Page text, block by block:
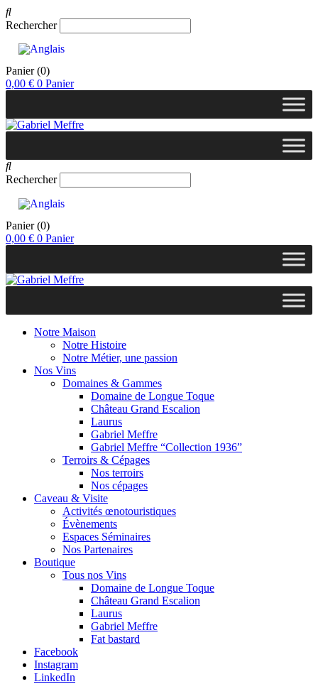
Rechercher
Panier (0)
0,00 € 0 Panier
Rechercher
Panier (0)
0,00 € 0 Panier
Notre Maison
Notre Histoire
Notre Métier, une passion
Nos Vins
Domaines & Gammes
Domaine de Longue Toque
Château Grand Escalion
Laurus
Gabriel Meffre
Gabriel Meffre “Collection 1936”
Terroirs & Cépages
Nos terroirs
Nos cépages
Caveau & Visite
Activités œnotouristiques
Évènements
Espaces Séminaires
Nos Partenaires
Boutique
Tous nos Vins
Domaine de Longue Toque
Château Grand Escalion
Laurus
Gabriel Meffre
Fat bastard
Facebook
Instagram
LinkedIn